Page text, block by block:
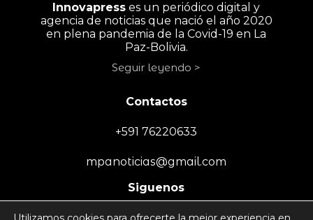
Innovapress es un periódico digital y
agencia de noticias que nació el año 2020
en plena pandemia de la Covid-19 en La
Paz-Bolivia.
Seguir leyendo >
Contactos
+591 76220633
mpanoticias@gmail.com
Siguenos